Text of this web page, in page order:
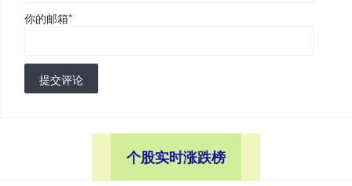
你的邮箱*
提交评论
个股实时涨跌榜